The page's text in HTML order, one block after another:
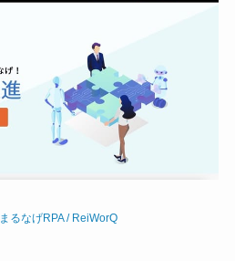
まるなげRPA / ReiWorQ